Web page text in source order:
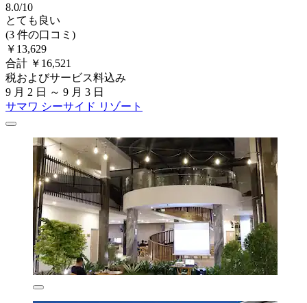
8.0/10
とても良い
(3 件の口コミ)
￥13,629
合計 ￥16,521
税およびサービス料込み
9 月 2 日 ～ 9 月 3 日
サマワ シーサイド リゾート